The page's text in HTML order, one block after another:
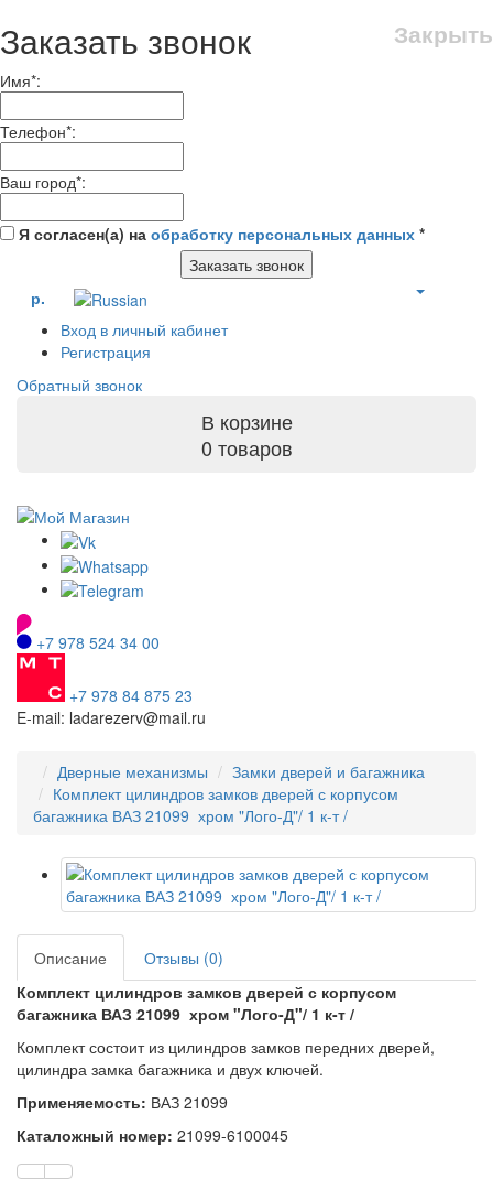
Закрыть
Заказать звонок
Имя*:
Телефон*:
Ваш город*:
Я согласен(а) на обработку персональных данных *
Заказать звонок
р.
Вход в личный кабинет
Регистрация
Обратный звонок
В корзине
0 товаров
+7 978 524 34 00
+7 978 84 875 23
E-mail: ladarezerv@mail.ru
Дверные механизмы
Замки дверей и багажника
Комплект цилиндров замков дверей с корпусом
багажника ВАЗ 21099 хром "Лого-Д"/ 1 к-т /
Описание
Отзывы (0)
Комплект цилиндров замков дверей с корпусом
багажника ВАЗ 21099 хром "Лого-Д"/ 1 к-т /
Комплект состоит из цилиндров замков передних дверей,
цилиндра замка багажника и двух ключей.
Применяемость: ВАЗ 21099
Каталожный номер: 21099-6100045